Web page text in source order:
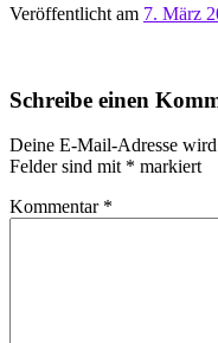
Veröffentlicht am 7. März
Schreibe einen
Deine E-Mail-Adresse
Felder sind mit * markiert
Kommentar *